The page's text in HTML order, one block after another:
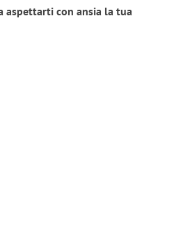
aspettarti con ansia la tua